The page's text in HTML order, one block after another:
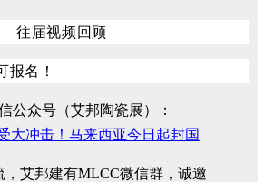
往届视频回顾
报名！
公众号（艾邦陶瓷展）：
大冲击！马来西亚今日起封国
，艾邦建有MLCC微信群，诚邀